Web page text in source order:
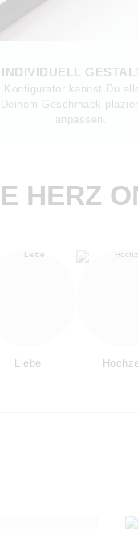
INDIVIDUELL
Konfigurator kannst Du
Deinem Geschmack
anpassen.
HERZ
Liebe